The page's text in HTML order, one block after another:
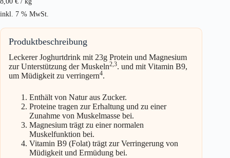
inkl. 7 % MwSt.
Produktbeschreibung
Leckerer Joghurtdrink mit 23g Protein und Magnesium
zur Unterstützung der Muskeln2,3. und mit Vitamin B9,
um Müdigkeit zu verringern4.
Enthält von Natur aus Zucker.
Proteine tragen zur Erhaltung und zu einer
Zunahme von Muskelmasse bei.
Magnesium trägt zu einer normalen
Muskelfunktion bei.
Vitamin B9 (Folat) trägt zur Verringerung von
Müdigkeit und Ermüdung bei.